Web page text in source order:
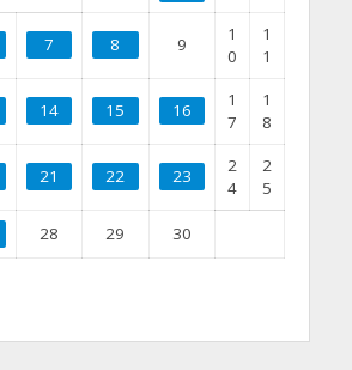
7 8 9
1
0
1
1
14 15 16
1
7
1
8
21 22 23
2
4
2
5
28 29 30